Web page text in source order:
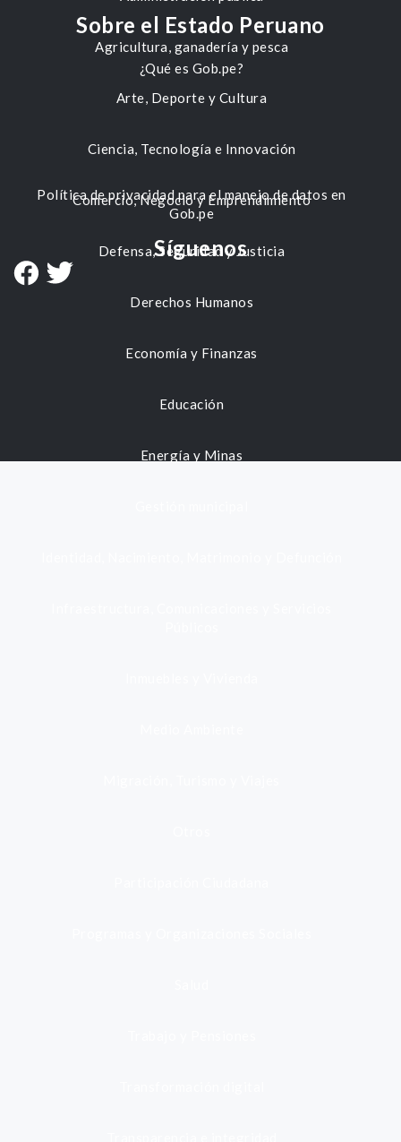
Agricultura, ganadería y pesca
Arte, Deporte y Cultura
Ciencia, Tecnología e Innovación
Comercio, Negocio y Emprendimiento
Defensa, Seguridad y Justicia
Derechos Humanos
Economía y Finanzas
Educación
Energía y Minas
Sobre el Estado Peruano
¿Qué es Gob.pe?
Política de privacidad para el manejo de datos en
Gob.pe
Síguenos